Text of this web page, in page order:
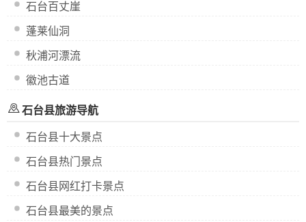
石台百丈崖
蓬莱仙洞
秋浦河漂流
徽池古道
石台县旅游导航
石台县十大景点
石台县热门景点
石台县网红打卡景点
石台县最美的景点